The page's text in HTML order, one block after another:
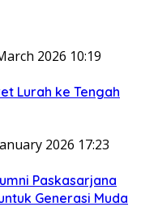
2026 10:19
Lurah ke Tengah
2026 17:23
Paskasarjana
Generasi Muda